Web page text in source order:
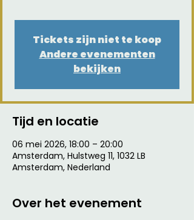
Tickets zijn niet te koop
Andere evenementen
bekijken
Tijd en locatie
06 mei 2026, 18:00 – 20:00
Amsterdam, Hulstweg 11, 1032 LB
Amsterdam, Nederland
Over het evenement